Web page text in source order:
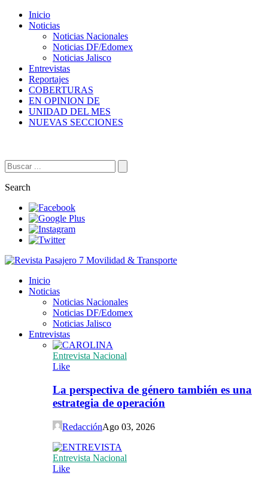
Inicio
Noticias
Noticias Nacionales
Noticias DF/Edomex
Noticias Jalisco
Entrevistas
Reportajes
COBERTURAS
EN OPINION DE
UNIDAD DEL MES
NUEVAS SECCIONES
Search
Inicio
Noticias
Noticias Nacionales
Noticias DF/Edomex
Noticias Jalisco
Entrevistas
Entrevista Nacional
Like
La perspectiva de género también es una
estrategia de operación
RedacciónAgo 03, 2026
Entrevista Nacional
Like